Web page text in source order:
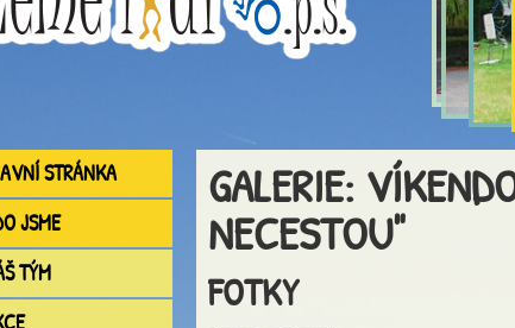
STRÁNKA
JSME
TÝM
GALERIE:
NECESTOU"
FOTKY